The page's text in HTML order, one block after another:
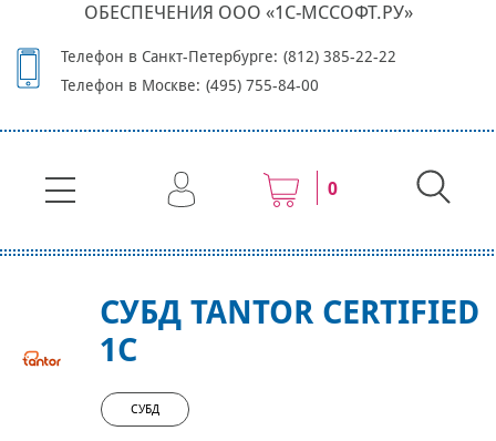
ОБЕСПЕЧЕНИЯ ООО «1С-МССОФТ.РУ»
Телефон в Санкт-Петербурге: (812) 385-22-22
Телефон в Москве: (495) 755-84-00
0
СУБД TANTOR CERTIFIED
1C
СУБД